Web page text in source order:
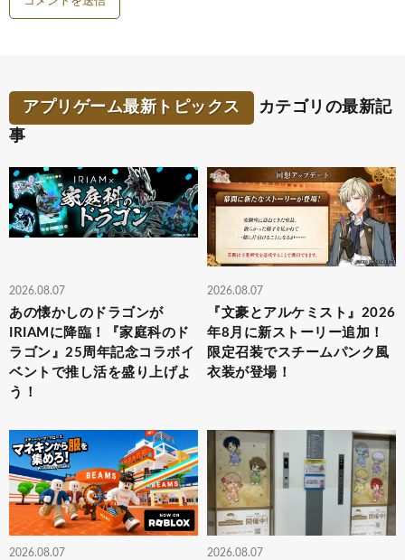
アプリゲーム最新トピックス
カテゴリの最新記
事
2026.08.07
あの懐かしのドラゴンが
IRIAMに降臨！『家庭科のド
ラゴン』25周年記念コラボイ
ベントで推し活を盛り上げよ
う！
2026.08.07
『文豪とアルケミスト』2026
年8月に新ストーリー追加！
限定召装でスチームパンク風
衣装が登場！
2026.08.07 2026.08.07